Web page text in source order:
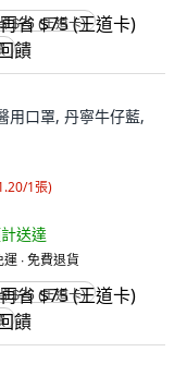
$75 (王道卡)
用口罩, 丹寧牛仔藍,
1張)
送達
∙ 免費退貨
$75 (王道卡)